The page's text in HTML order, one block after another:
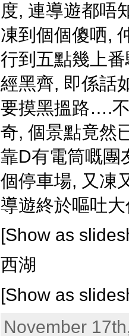
度, 連導遊都唔
凍到個個傻哂,
行到五點幾上
經黑齊, 即係話
要摸黑搵路….
奇, 個景點竟然
靠D有電筒嘅團
個停車場, 又凍
導遊終於嘔吐
[Show as
西湖
[Show as
November